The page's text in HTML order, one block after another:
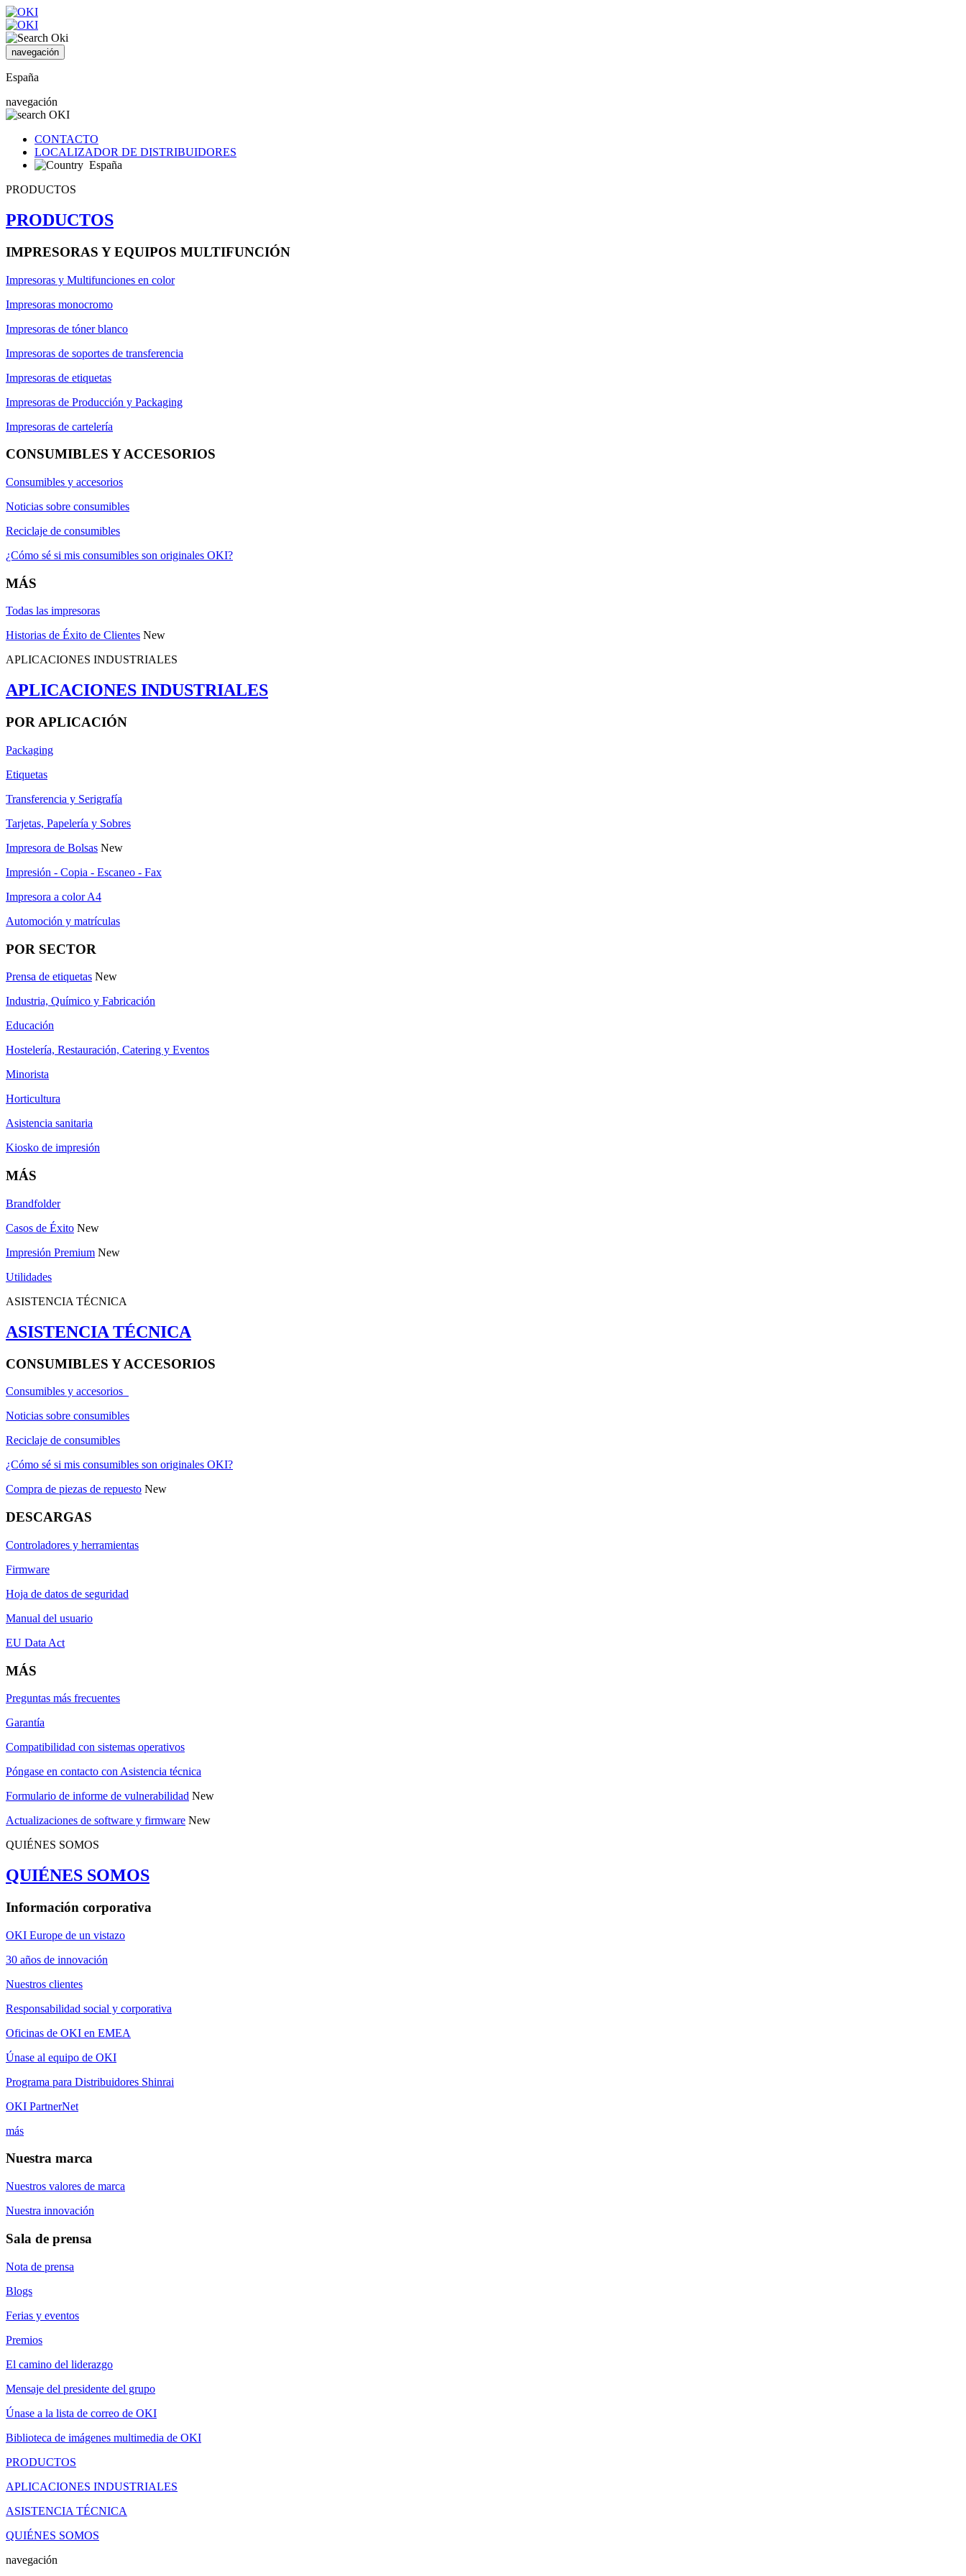
navegación
España
navegación
CONTACTO
LOCALIZADOR DE DISTRIBUIDORES
España
PRODUCTOS
PRODUCTOS
IMPRESORAS Y EQUIPOS MULTIFUNCIÓN
Impresoras y Multifunciones en color
Impresoras monocromo
Impresoras de tóner blanco
Impresoras de soportes de transferencia
Impresoras de etiquetas
Impresoras de Producción y Packaging
Impresoras de cartelería
CONSUMIBLES Y ACCESORIOS
Consumibles y accesorios
Noticias sobre consumibles
Reciclaje de consumibles
¿Cómo sé si mis consumibles son originales OKI?
MÁS
Todas las impresoras
Historias de Éxito de Clientes New
APLICACIONES INDUSTRIALES
APLICACIONES INDUSTRIALES
POR APLICACIÓN
Packaging
Etiquetas
Transferencia y Serigrafía
Tarjetas, Papelería y Sobres
Impresora de Bolsas New
Impresión - Copia - Escaneo - Fax
Impresora a color A4
Automoción y matrículas
POR SECTOR
Prensa de etiquetas New
Industria, Químico y Fabricación
Educación
Hostelería, Restauración, Catering y Eventos
Minorista
Horticultura
Asistencia sanitaria
Kiosko de impresión
MÁS
Brandfolder
Casos de Éxito New
Impresión Premium New
Utilidades
ASISTENCIA TÉCNICA
ASISTENCIA TÉCNICA
CONSUMIBLES Y ACCESORIOS
Consumibles y accesorios
Noticias sobre consumibles
Reciclaje de consumibles
¿Cómo sé si mis consumibles son originales OKI?
Compra de piezas de repuesto New
DESCARGAS
Controladores y herramientas
Firmware
Hoja de datos de seguridad
Manual del usuario
EU Data Act
MÁS
Preguntas más frecuentes
Garantía
Compatibilidad con sistemas operativos
Póngase en contacto con Asistencia técnica
Formulario de informe de vulnerabilidad New
Actualizaciones de software y firmware New
QUIÉNES SOMOS
QUIÉNES SOMOS
Información corporativa
OKI Europe de un vistazo
30 años de innovación
Nuestros clientes
Responsabilidad social y corporativa
Oficinas de OKI en EMEA
Únase al equipo de OKI
Programa para Distribuidores Shinrai
OKI PartnerNet
más
Nuestra marca
Nuestros valores de marca
Nuestra innovación
Sala de prensa
Nota de prensa
Blogs
Ferias y eventos
Premios
El camino del liderazgo
Mensaje del presidente del grupo
Únase a la lista de correo de OKI
Biblioteca de imágenes multimedia de OKI
PRODUCTOS
APLICACIONES INDUSTRIALES
ASISTENCIA TÉCNICA
QUIÉNES SOMOS
navegación